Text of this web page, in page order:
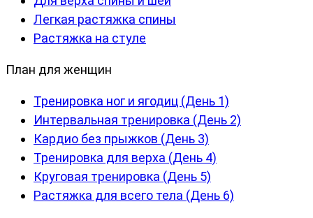
Легкая растяжка спины
Растяжка на стуле
План для женщин
Тренировка ног и ягодиц (День 1)
Интервальная тренировка (День 2)
Кардио без прыжков (День 3)
Тренировка для верха (День 4)
Круговая тренировка (День 5)
Растяжка для всего тела (День 6)